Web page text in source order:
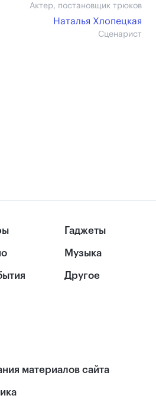
Актер, постановщик трюков
Наталья Хлопецкая
Сценарист
Гаджеты
Музыка
Другое
материалов сайта